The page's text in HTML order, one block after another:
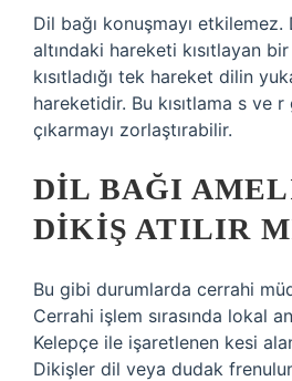
Dil bağı konuşmayı etkilemez.
altındaki hareketi kısıtlayan
kısıtladığı tek hareket dilin
hareketidir. Bu kısıtlama s ve
çıkarmayı zorlaştırabilir.
DIL BAĞI
DIKIŞ ATILIR
Bu gibi durumlarda cerrahi
Cerrahi işlem sırasında lokal
Kelepçe ile işaretlenen kesi
Dikişler dil veya dudak